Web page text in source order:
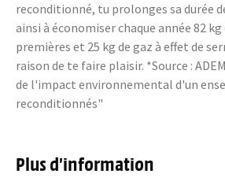
reconditionné, tu prolonges sa durée
ainsi à économiser chaque année 82
premières et 25 kg de gaz à effet de
raison de te faire plaisir. *Source :
de l'impact environnemental d'un
reconditionnés"
Plus d’information